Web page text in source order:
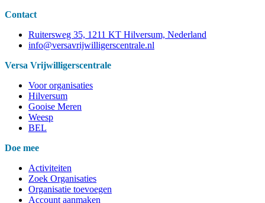
Contact
Ruitersweg 35, 1211 KT Hilversum, Nederland
info@versavrijwilligerscentrale.nl
Versa Vrijwilligerscentrale
Voor organisaties
Hilversum
Gooise Meren
Weesp
BEL
Doe mee
Activiteiten
Zoek Organisaties
Organisatie toevoegen
Account aanmaken